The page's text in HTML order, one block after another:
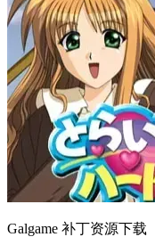
Galgame 补丁资源下载